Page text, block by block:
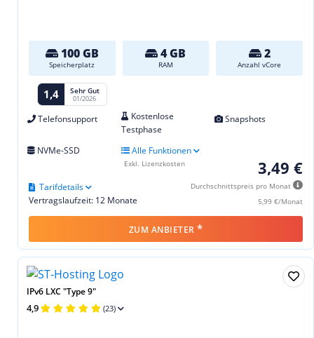
100 GB
Speicherplatz
4 GB
RAM
2
Anzahl vCore
1,4 Sehr Gut
01/2026
Telefonsupport
Kostenlose
Testphase
Snapshots
NVMe-SSD Alle Funktionen
3,49 €
Durchschnittspreis pro Monat
5,99 €/Monat
Vertragslaufzeit: 12 Monate
Tarifdetails
Exkl. Lizenzkosten
ZUM ANBIETER *
IPv6 LXC "Type 9"
4,9 (23)